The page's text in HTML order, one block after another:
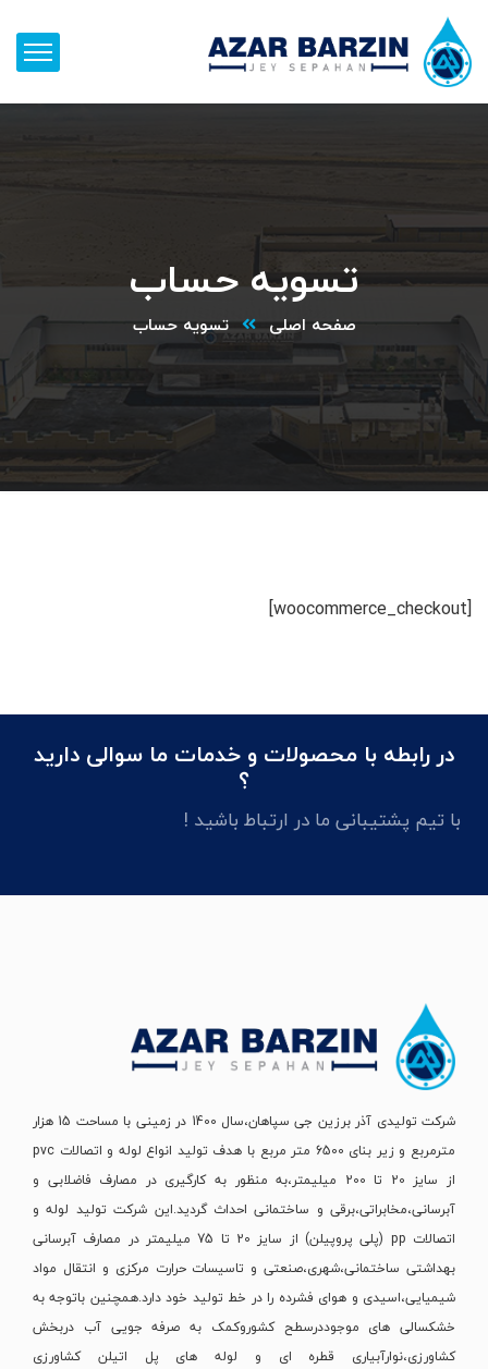
تسویه حساب
صفحه اصلی تسویه حساب
[woocommerce_checkout]
در رابطه با محصولات و خدمات ما سوالی دارید
؟
با تیم پشتیبانی ما در ارتباط باشید !
شرکت تولیدی آذر برزین جی سپاهان،سال 1400 در زمینی با مساحت 15 هزار
مترمربع و زیر بنای 6500 متر مربع با هدف تولید انواع لوله و اتصالات pvc
از سایز 20 تا 200 میلیمتر،به منظور به کارگیری در مصارف فاضلابی و
آبرسانی،مخابراتی،برقی و ساختمانی احداث گردید.این شرکت تولید لوله و
اتصالات pp (پلی پروپیلن) از سایز 20 تا 75 میلیمتر در مصارف آبرسانی
بهداشتی ساختمانی،شهری،صنعتی و تاسیسات حرارت مرکزی و انتقال مواد
شیمیایی،اسیدی و هوای فشرده را در خط تولید خود دارد.همچنین باتوجه به
خشکسالی های موجوددرسطح کشوروکمک به صرفه جویی آب دربخش
کشاورزی،نوارآبیاری قطره ای و لوله های پل اتیلن کشاورزی